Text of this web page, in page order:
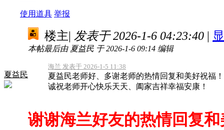
使用道具 举报
夏益民
楼主| 发表于 2026-1-6 04:23:40 |
本帖最后由 夏益民 于 2026-1-6 09:14 编辑
海兰 发表于 2026-1-5 11:38
夏益民老师好、多谢老师的热情回复和美好祝福！
诚祝老师开心快乐天天、阖家吉祥幸福安康！
谢谢海兰好友的热情回复